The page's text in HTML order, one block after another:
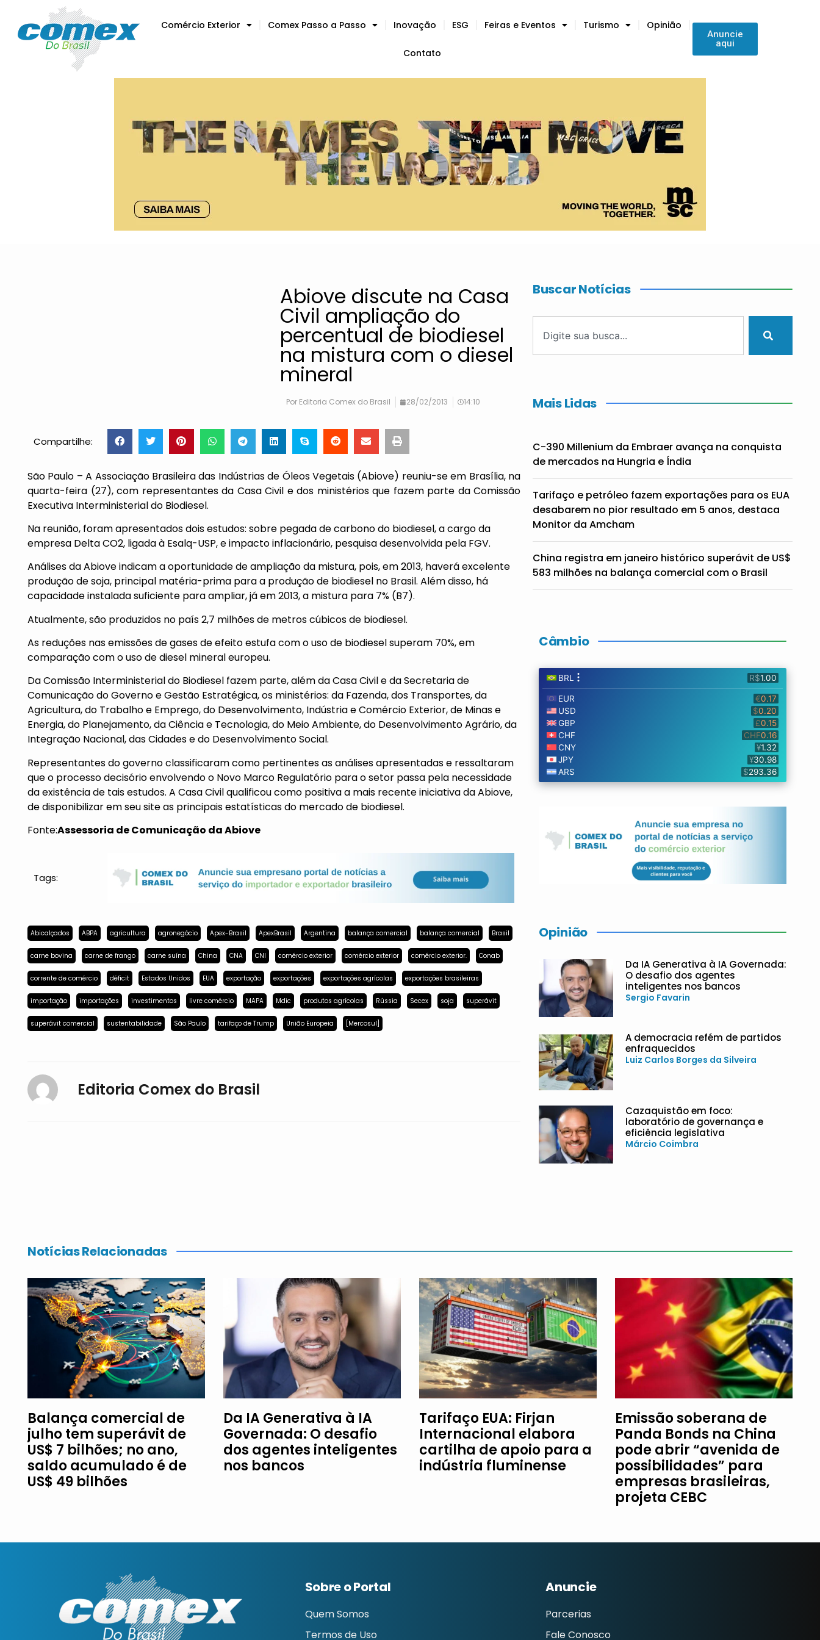
Comércio Exterior Comex Passo a Passo Inovação ESG Feiras e Eventos Turismo Opinião
Contato
Anuncie
aqui
Abiove discute na Casa
Civil ampliação do
percentual de biodiesel
na mistura com o diesel
mineral
Por Editoria Comex do Brasil 28/02/2013 14:10
Compartilhe:
São Paulo – A Associação Brasileira das Indústrias de Óleos Vegetais (Abiove) reuniu-se em Brasília, na
quarta-feira (27), com representantes da Casa Civil e dos ministérios que fazem parte da Comissão
Executiva Interministerial do Biodiesel.
Na reunião, foram apresentados dois estudos: sobre pegada de carbono do biodiesel, a cargo da
empresa Delta CO2, ligada à Esalq-USP, e impacto inflacionário, pesquisa desenvolvida pela FGV.
Análises da Abiove indicam a oportunidade de ampliação da mistura, pois, em 2013, haverá excelente
produção de soja, principal matéria-prima para a produção de biodiesel no Brasil. Além disso, há
capacidade instalada suficiente para ampliar, já em 2013, a mistura para 7% (B7).
Atualmente, são produzidos no país 2,7 milhões de metros cúbicos de biodiesel.
As reduções nas emissões de gases de efeito estufa com o uso de biodiesel superam 70%, em
comparação com o uso de diesel mineral europeu.
Da Comissão Interministerial do Biodiesel fazem parte, além da Casa Civil e da Secretaria de
Comunicação do Governo e Gestão Estratégica, os ministérios: da Fazenda, dos Transportes, da
Agricultura, do Trabalho e Emprego, do Desenvolvimento, Indústria e Comércio Exterior, de Minas e
Energia, do Planejamento, da Ciência e Tecnologia, do Meio Ambiente, do Desenvolvimento Agrário, da
Integração Nacional, das Cidades e do Desenvolvimento Social.
Representantes do governo classificaram como pertinentes as análises apresentadas e ressaltaram
que o processo decisório envolvendo o Novo Marco Regulatório para o setor passa pela necessidade
da existência de tais estudos. A Casa Civil qualificou como positiva a mais recente iniciativa da Abiove,
de disponibilizar em seu site as principais estatísticas do mercado de biodiesel.
Fonte:Assessoria de Comunicação da Abiove
Tags:
Abicalçados ABPA agricultura agronegócio Apex-Brasil ApexBrasil Argentina balança comercial balança comercial Brasil
carne bovina carne de frango carne suína China CNA CNI comércio exterior comércio exterior comércio exterior. Conab
corrente de comércio déficit Estados Unidos EUA exportação exportações exportações agrícolas exportações brasileiras
importação importações investimentos livre comércio MAPA Mdic produtos agrícolas Rússia Secex soja superávit
superávit comercial sustentabilidade São Paulo tarifaço de Trump União Europeia [Mercosul]
Editoria Comex do Brasil
Buscar Notícias
Mais Lidas
C-390 Millenium da Embraer avança na conquista
de mercados na Hungria e Índia
Tarifaço e petróleo fazem exportações para os EUA
desabarem no pior resultado em 5 anos, destaca
Monitor da Amcham
China registra em janeiro histórico superávit de US$
583 milhões na balança comercial com o Brasil
Câmbio
Opinião
Da IA Generativa à IA Governada:
O desafio dos agentes
inteligentes nos bancos
Sergio Favarin
A democracia refém de partidos
enfraquecidos
Luiz Carlos Borges da Silveira
Cazaquistão em foco:
laboratório de governança e
eficiência legislativa
Márcio Coimbra
Notícias Relacionadas
Balança comercial de
julho tem superávit de
US$ 7 bilhões; no ano,
saldo acumulado é de
US$ 49 bilhões
Da IA Generativa à IA
Governada: O desafio
dos agentes inteligentes
nos bancos
Tarifaço EUA: Firjan
Internacional elabora
cartilha de apoio para a
indústria fluminense
Emissão soberana de
Panda Bonds na China
pode abrir “avenida de
possibilidades” para
empresas brasileiras,
projeta CEBC
Sobre o Portal
Quem Somos
Termos de Uso
Anuncie
Parcerias
Fale Conosco